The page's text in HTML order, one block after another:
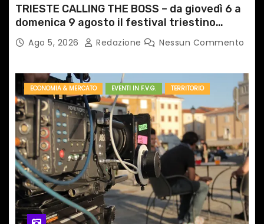
TRIESTE CALLING THE BOSS – da giovedì 6 a
domenica 9 agosto il festival triestino
dedicato a Springsteen
Ago 5, 2026 Redazione Nessun Commento
ECONOMIA & MERCATO EVENTI IN F.V.G. TERRITORIO